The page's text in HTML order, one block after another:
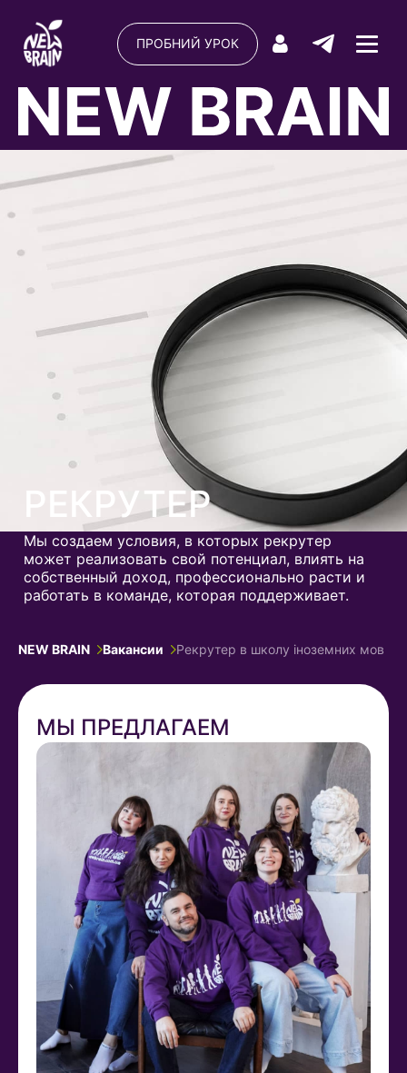
ПРОБНИЙ УРОК
РЕКРУТЕР
Мы создаем условия, в которых рекрутер
может реализовать свой потенциал, влиять на
собственный доход, профессионально расти и
работать в команде, которая поддерживает.
NEW BRAIN Вакансии Рекрутер в школу іноземних мов
МЫ ПРЕДЛАГАЕМ